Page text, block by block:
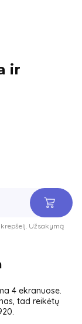
ir
Užsakymą
4 ekranuose.
tad reikėtų